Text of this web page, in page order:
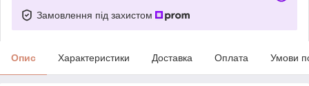
Замовлення під захистом
Опис Характеристики Доставка Оплата Умови